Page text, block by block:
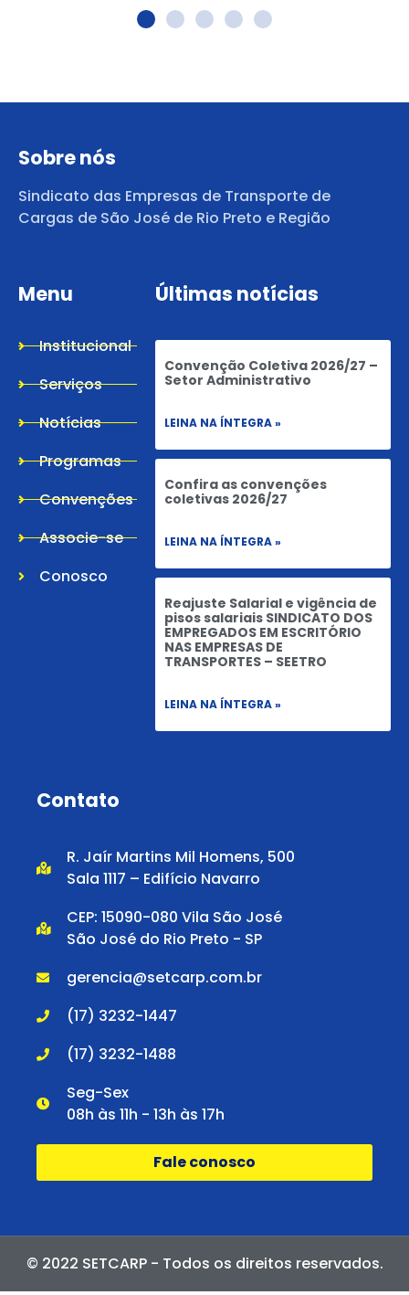
Sobre nós
Sindicato das Empresas de Transporte de
Cargas de São José de Rio Preto e Região
Menu
Institucional
Serviços
Notícias
Programas
Convenções
Associe-se
Conosco
Últimas notícias
Convenção Coletiva 2026/27 –
Setor Administrativo
LEINA NA ÍNTEGRA »
Confira as convenções
coletivas 2026/27
LEINA NA ÍNTEGRA »
Reajuste Salarial e vigência de
pisos salariais SINDICATO DOS
EMPREGADOS EM ESCRITÓRIO
NAS EMPRESAS DE
TRANSPORTES – SEETRO
LEINA NA ÍNTEGRA »
Contato
R. Jaír Martins Mil Homens, 500
Sala 1117 – Edifício Navarro
CEP: 15090-080 Vila São José
São José do Rio Preto - SP
gerencia@setcarp.com.br
(17) 3232-1447
(17) 3232-1488
Seg-Sex
08h às 11h - 13h às 17h
Fale conosco
© 2022 SETCARP - Todos os direitos reservados.